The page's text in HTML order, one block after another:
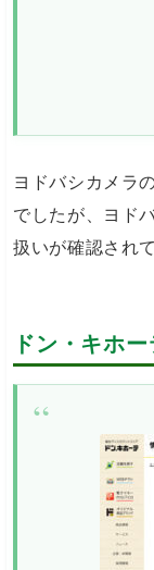
ヨドバシカメラ
でしたが、ヨド
扱いが確認され
ドン・キホー